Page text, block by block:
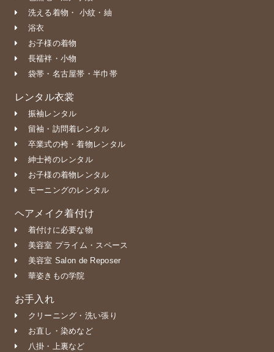
洗える着物・ 小紋・紬
浴衣
お子様の着物
長襦袢・小物
袋帯・名古屋帯・半巾帯
レンタル衣裳
振袖レンタル
留袖・訪問着レンタル
卒業式の袴・着物レンタル
紳士袴のレンタル
お子様の着物レンタル
モーニングのレンタル
ヘアメイク着付け
着付けに必要な物
美容室 プライム・スペース
美容室 Salon de Reposer
華姿きもの学院
お手入れ
クリーニング・洗い張り
お直し・染めなど
八掛・上裏など